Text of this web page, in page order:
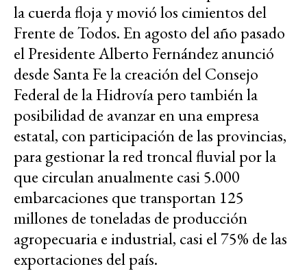
la cuerda floja y movió los cimientos del
Frente de Todos. En agosto del año pasado
el Presidente Alberto Fernández anunció
desde Santa Fe la creación del Consejo
Federal de la Hidrovía pero también la
posibilidad de avanzar en una empresa
estatal, con participación de las provincias,
para gestionar la red troncal fluvial por la
que circulan anualmente casi 5.000
embarcaciones que transportan 125
millones de toneladas de producción
agropecuaria e industrial, casi el 75% de las
exportaciones del país.